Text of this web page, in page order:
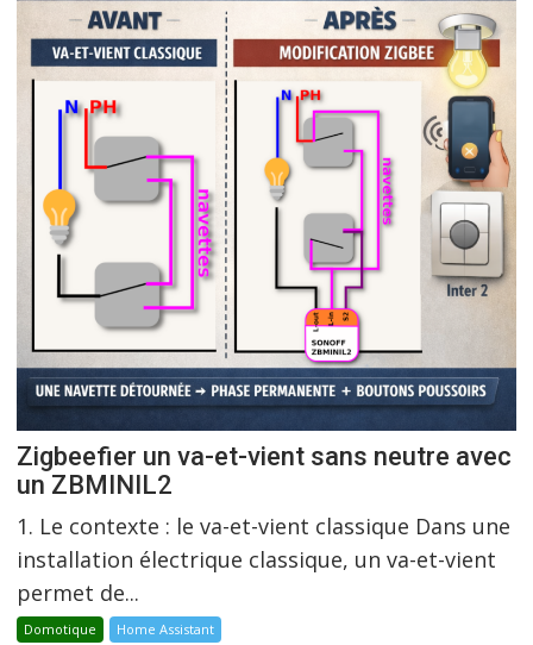
Zigbeefier un va-et-vient sans neutre avec
un ZBMINIL2
1. Le contexte : le va-et-vient classique Dans une
installation électrique classique, un va-et-vient
permet de...
Domotique Home Assistant